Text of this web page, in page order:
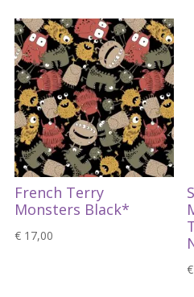
French Terry
Monsters Black*
€17,00
€